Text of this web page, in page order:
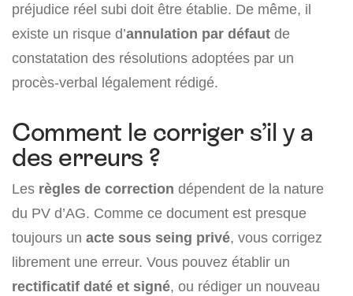
préjudice réel subi doit être établie. De même, il
existe un risque d’annulation par défaut de
constatation des résolutions adoptées par un
procès-verbal légalement rédigé.
Comment le corriger s’il y a
des erreurs ?
Les règles de correction dépendent de la nature
du PV d’AG. Comme ce document est presque
toujours un acte sous seing privé, vous corrigez
librement une erreur. Vous pouvez établir un
rectificatif daté et signé, ou rédiger un nouveau